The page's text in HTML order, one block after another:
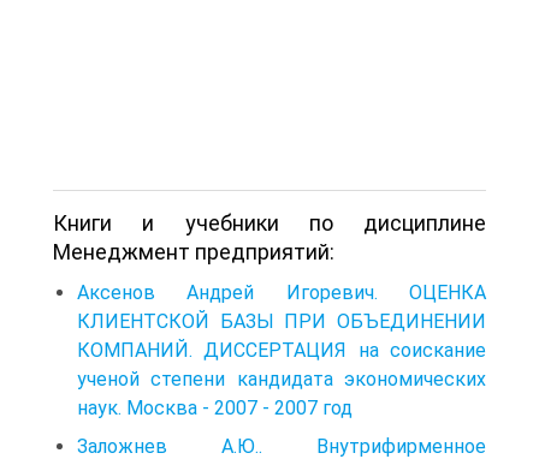
Книги и учебники по дисциплине
Менеджмент предприятий:
Аксенов Андрей Игоревич. ОЦЕНКА
КЛИЕНТСКОЙ БАЗЫ ПРИ ОБЪЕДИНЕНИИ
КОМПАНИЙ. ДИССЕРТАЦИЯ на соискание
ученой степени кандидата экономических
наук. Москва - 2007 - 2007 год
Заложнев А.Ю.. Внутрифирменное